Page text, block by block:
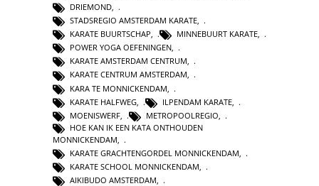
DRIEMOND,
STADSREGIO AMSTERDAM KARATE,
KARATE BUURTSCHAP, MINNEBUURT KARATE,
POWER YOGA OEFENINGEN,
KARATE AMSTERDAM CENTRUM,
KARATE CENTRUM AMSTERDAM,
KARA TE MONNICKENDAM
KARATE HALFWEG
ILPENDAM KARATE
MOENISWERF
METROPOOLREGIO
HOE KAN IK EEN KATA ONTHOUDEN
MONNICKENDAM
KARATE GRACHTENGORDEL MONNICKENDAM
KARATE SCHOOL MONNICKENDAM
AIKIBUDO AMSTERDAM